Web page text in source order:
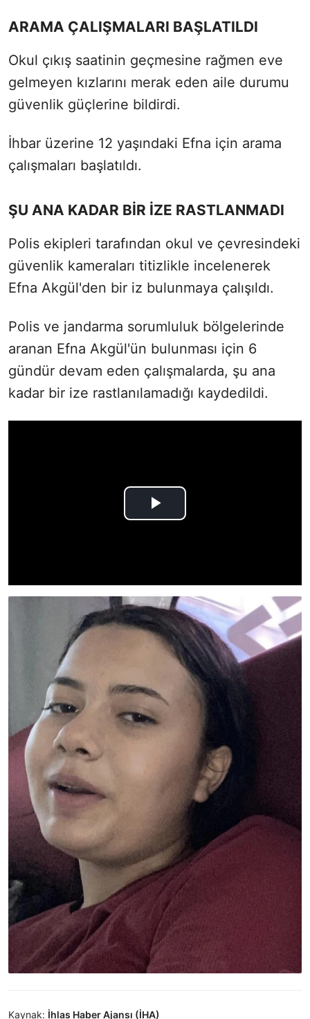
ARAMA ÇALIŞMALARI BAŞLATILDI
Okul çıkış saatinin geçmesine rağmen eve
gelmeyen kızlarını merak eden aile durumu
güvenlik güçlerine bildirdi.
İhbar üzerine 12 yaşındaki Efna için arama
çalışmaları başlatıldı.
ŞU ANA KADAR BİR İZE RASTLANMADI
Polis ekipleri tarafından okul ve çevresindeki
güvenlik kameraları titizlikle incelenerek
Efna Akgül'den bir iz bulunmaya çalışıldı.
Polis ve jandarma sorumluluk bölgelerinde
aranan Efna Akgül'ün bulunması için 6
gündür devam eden çalışmalarda, şu ana
kadar bir ize rastlanılamadığı kaydedildi.
Kaynak: İhlas Haber Ajansı (İHA)